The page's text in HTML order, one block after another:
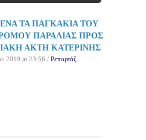
ΤΑ ΠΑΓΚΑΚΙΑ ΤΟΥ
ΠΑΡΑΛΙΑΣ ΠΡΟΣ
ΑΚΤΗ ΚΑΤΕΡΙΝΗΣ
2019 at 23:56 / Ρεπορτάζ